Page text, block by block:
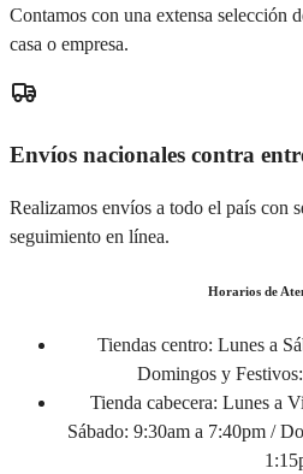
Contamos con una extensa selección
casa o empresa.
Envíos nacionales contra
Realizamos envíos a todo el país con
seguimiento en línea.
Horarios de
Tiendas centro: Lunes a
Domingos y
Tienda cabecera: Lunes a
Sábado: 9:30am a 7:40pm /